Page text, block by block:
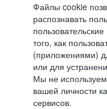
Файлы cookie
распознавать
того, как
(приложениями)
или для
Мы не
вашей личности
сервисов.